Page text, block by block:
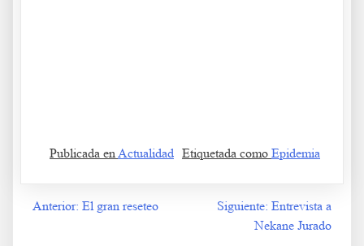
Publicada en Actualidad Etiquetada como Epidemia
Navegación
Anterior: El gran reseteo Siguiente: Entrevista a
Nekane Jurado